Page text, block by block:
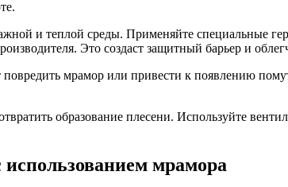
и теплой среды. Применяйте специальные
Это создаст защитный барьер и
мрамор или привести к появлению
образование плесени. Используйте
использованием мрамора